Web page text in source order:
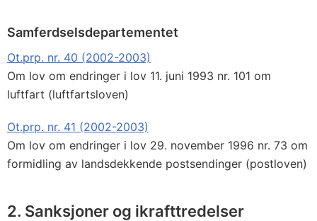
Samferdselsdepartementet
Ot.prp. nr. 40 (2002-2003)
Om lov om endringer i lov 11. juni 1993 nr. 101 om
luftfart (luftfartsloven)
Ot.prp. nr. 41 (2002-2003)
Om lov om endringer i lov 29. november 1996 nr. 73 om
formidling av landsdekkende postsendinger (postloven)
2. Sanksjoner og ikrafttredelser